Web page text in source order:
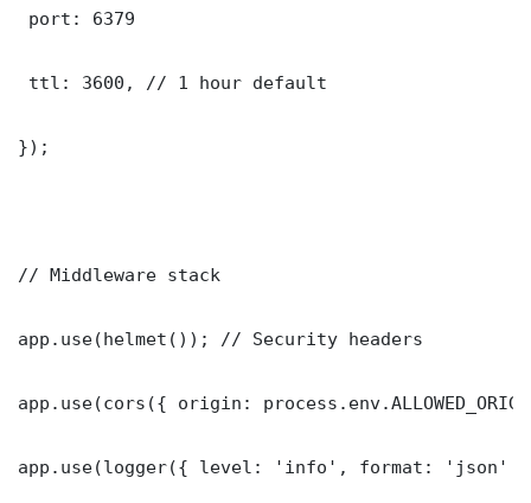
port: 6379
ttl: 3600, // 1 hour default
});
// Middleware stack
app.use(helmet()); // Security headers
app.use(cors({ origin:
app.use(logger({ level: 'info', format: 'json'